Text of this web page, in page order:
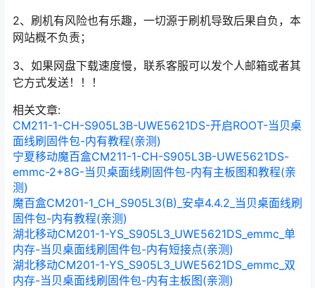
2、刷机有风险也有乐趣，一切源于刷机导致后果自负，本
网站概不负责；
3、如果网盘下载速度慢，联系客服可以发个人邮箱或者其
它方式发送！！！
相关文章:
CM211-1-CH-S905L3B-UWE5621DS-开启ROOT-当贝桌
面线刷固件包-内有教程(亲测)
宁夏移动魔百盒CM211-1-CH-S905L3B-UWE5621DS-
emmc-2+8G-当贝桌面线刷固件包-内有主板图和教程(亲
测)
魔百盒CM201-1_CH_S905L3(B)_安卓4.4.2_当贝桌面线刷
固件包-内有教程(亲测)
湖北移动CM201-1-YS_S905L3_UWE5621DS_emmc_单
内存-当贝桌面线刷固件包-内有短接点(亲测)
湖北移动CM201-1-YS_S905L3_UWE5621DS_emmc_双
内存-当贝桌面线刷固件包-内有主板图(亲测)